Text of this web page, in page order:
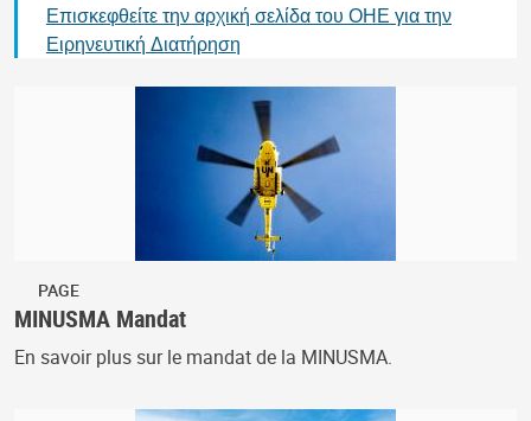
Επισκεφθείτε την αρχική σελίδα του ΟΗΕ για την
Ειρηνευτική Διατήρηση
PAGE
MINUSMA Mandat
En savoir plus sur le mandat de la MINUSMA.